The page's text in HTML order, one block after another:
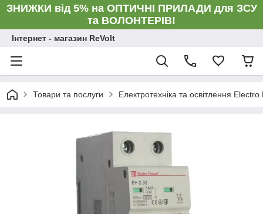
ЗНИЖКИ від 5% на ОПТИЧНІ ПРИЛАДИ для ЗСУ
та ВОЛОНТЕРІВ!
Інтернет - магазин ReVolt
Товари та послуги Електротехніка та освітлення